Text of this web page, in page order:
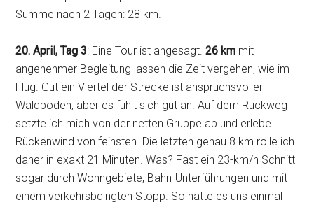
Summe nach 2 Tagen: 28 km.
20. April, Tag 3: Eine Tour ist angesagt.26 km mit
angenehmer Begleitung lassen die Zeit vergehen, wie im
Flug. Gut ein Viertel der Strecke ist anspruchsvoller
Waldboden, aber es fühlt sich gut an. Auf dem Rückweg
setzte ich mich von der netten Gruppe ab und erlebe
Rückenwind von feinsten. Die letzten genau 8 km rolle ich
daher in exakt 21 Minuten. Was? Fast ein 23-km/h Schnitt
sogar durch Wohngebiete, Bahn-Unterführungen und mit
einem verkehrsbdingten Stopp. So hätte es uns einmal